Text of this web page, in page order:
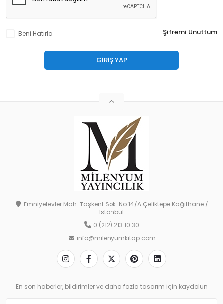
Beni Hatırla Şifremi Unuttum
GIRIŞ YAP
Emniyetevler Mah. Taşkent Sok. No:14/A Çeliktepe Kağıthane /
İstanbul
0 (212) 213 10 30
info@milenyumkitap.com
En son haberler, bildirimler ve daha fazla tasarım için kaydolun